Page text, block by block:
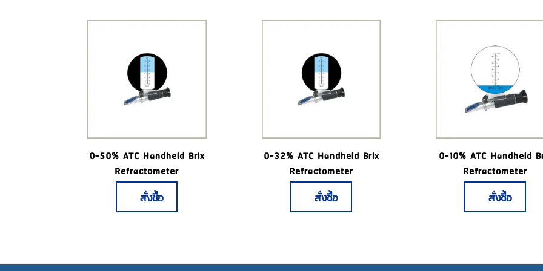
0-50% ATC Handheld Brix
Refractometer
สั่งซื้อ
0-32% ATC Handheld Brix
Refractometer
สั่งซื้อ
0-10% ATC Handheld
Refractometer
สั่งซื้อ